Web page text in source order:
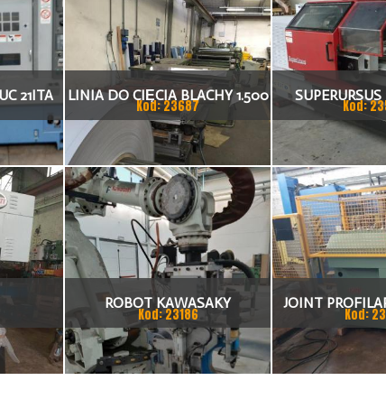
21ITA
LINIA DO CIĘCIA BLACHY 1.500
X 1,5 (2,5) MM
Kod: 23687 Kod:
ROBOT KAWASAKY
Kod: 23186
JOINT
Kod: